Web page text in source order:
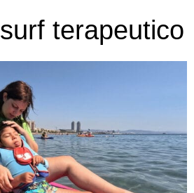
surf terapeutico